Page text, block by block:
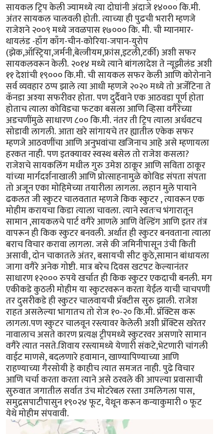
सायकल ट्रिप केली ज्यामध्ये त्या दोघांनी अंदाजे १४००० कि.मी.
अंतर सायकल चालवली होती. त्याच्या ही पुढची भरारी म्हणजे
राजेशने २००९ मध्ये जवळपास १७००० कि. मी. ची म्यानमार-
थायलंड -हाँग काँग-चीन-कोरिया-जपान-युरोप
(झेक,ऑस्ट्रिया,जर्मनी,बेल्जीयम,फ्रांस,इटली,टर्की) अशी सफर
सायकलवरून केली. २०१४ मध्ये त्याने बांगलादेश ते न्यूझीलंड अशी
११ देशांची १९००० कि.मी. ची सायकल सफर केली आणि कोरोनाने
सर्व व्यवहार ठप्प झाले त्या आधी म्हणजे २०२० मध्ये तो अर्जेंटिना ते
कॅनडा अश्या सफरीवर होता. पण दुर्दैवाने एक आठवडा पूर्ण होता
होताच त्याला कोविडचा फटका बसला आणि व्हिसा वगैरेंच्या
अडचणींमुळे साधारण ८०० कि.मी. नंतर ती ट्रिप त्याला अर्धवटच
सोडावी लागली. आता खरे सांगायचे तर ह्यातील एकेक सफर
म्हणजे आठवणींचा आणि अनुभवांचा खजिनाच आहे असे म्हणायला
हरकत नाही. पण इतक्यावर स्वस्थ बसेल तो राजेश कसला?
राजेशचे सायकलिंग मधील गुरु उमेश ठाकूर आणि सविता ठाकूर
यांच्या मार्गदर्शनाखाली आणि प्रोत्साहनामुळे कोविड संपता संपता
तो अजून एका मोहिमेच्या तयारीला लागला. लहान मुले पायाने
ढकलत जी स्कुटर चालवतात म्हणजे किक स्कुटर , त्यावरून एक
मोहीम करायचा किडा त्याला चावला. त्याने स्वतःच भंगारातून
सामान ,सायकलचे पार्ट वगैरे आणले आणि वेल्डिंग आणि इतर तंत्र
वापरून ही किक स्कुटर बनवली. अर्थात ही स्कुटर बनवताना त्याला
बराच विचार करावा लागला. जसे की जमिनीपासून उंची किती
असावी, दोन चाकातले अंतर, बसायची सीट कुठे,सामान बांधायला
जागा वगैरे अनेक गोष्टी. मात्र बरेच दिवस खटपट केल्यानंतर
साधारण १२००० रुपये खर्चात ही किक स्कुटर एकदाची बनली. मग
एकीकडे कुठली मोहीम या स्कुटरवरून करता येईल याची चाचपणी
तर दुसरीकडे ही स्कुटर चालवायची प्रॅक्टीस सुरु झाली. राजेश
राहत असलेल्या भागातच तो रोज १०-२० कि.मी. प्रॅक्टिस करू
लागला.पण स्कुटर चालवून रस्त्यावर केलेली अशी प्रॅक्टिस खरेतर
नावालाच असते कारण प्रत्यक्ष ट्रीपमध्ये स्कुटरवर असणारे सामान
वगैरे त्यात नसते.शिवाय रस्त्यामध्ये येणारी संकटे,भेटणारी चांगली
वाईट माणसे, बदलणारे हवामान, खाण्यापिण्याच्या आणि
राहण्याच्या गैरसोयी हे काहीच त्यात समजत नाही. पुढे विचार
आणि चर्चा करता करता त्याने असे ठरवले की आपल्या प्रवासाची
सुरुवात जगातील सर्वात उंच मोटरेबल रस्ता उमलिगला पास,
समुद्रसपाटीपासुन १९०२४ फूट, येथून करून कन्याकुमारी ० फूट
येथे मोहीम संपवावी.